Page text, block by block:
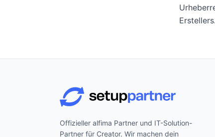
Erstellers.
Offizieller alfima Partner und IT-Solution-
Partner für Creator. Wir machen dein